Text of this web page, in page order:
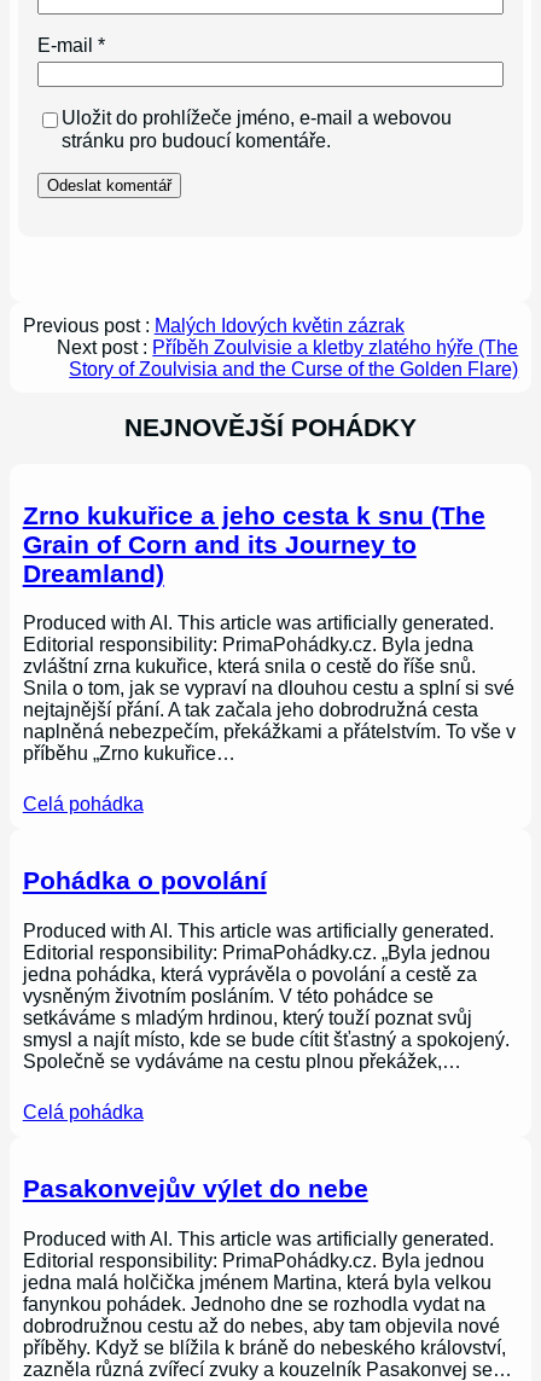
E-mail*
Uložit do prohlížeče jméno, e-mail a webovou
stránku pro budoucí komentáře.
Previous post : Malých Idových květin zázrak
Next post : Příběh Zoulvisie a kletby zlatého hýře (The
Story of Zoulvisia and the Curse of the Golden Flare)
NEJNOVĚJŠÍ POHÁDKY
Zrno kukuřice a jeho cesta k snu (The
Grain of Corn and its Journey to
Dreamland)
Produced with AI. This article was artificially generated.
Editorial responsibility: PrimaPohádky.cz. Byla jedna
zvláštní zrna kukuřice, která snila o cestě do říše snů.
Snila o tom, jak se vypraví na dlouhou cestu a splní si své
nejtajnější přání. A tak začala jeho dobrodružná cesta
naplněná nebezpečím, překážkami a přátelstvím. To vše v
příběhu „Zrno kukuřice…
Celá pohádka
Pohádka o povolání
Produced with AI. This article was artificially generated.
Editorial responsibility: PrimaPohádky.cz. „Byla jednou
jedna pohádka, která vyprávěla o povolání a cestě za
vysněným životním posláním. V této pohádce se
setkáváme s mladým hrdinou, který touží poznat svůj
smysl a najít místo, kde se bude cítit šťastný a spokojený.
Společně se vydáváme na cestu plnou překážek,…
Celá pohádka
Pasakonvejův výlet do nebe
Produced with AI. This article was artificially generated.
Editorial responsibility: PrimaPohádky.cz. Byla jednou
jedna malá holčička jménem Martina, která byla velkou
fanynkou pohádek. Jednoho dne se rozhodla vydat na
dobrodružnou cestu až do nebes, aby tam objevila nové
příběhy. Když se blížila k bráně do nebeského království,
zazněla různá zvířecí zvuky a kouzelník Pasakonvej se…